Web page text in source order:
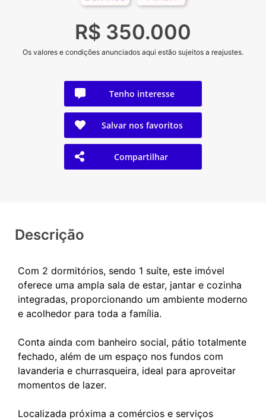
R$ 350.000
Os valores e condições anunciados aqui estão sujeitos a reajustes.
Tenho interesse
Salvar nos favoritos
Compartilhar
Descrição
Com 2 dormitórios, sendo 1 suíte, este imóvel
oferece uma ampla sala de estar, jantar e cozinha
integradas, proporcionando um ambiente moderno
e acolhedor para toda a família.
Conta ainda com banheiro social, pátio totalmente
fechado, além de um espaço nos fundos com
lavanderia e churrasqueira, ideal para aproveitar
momentos de lazer.
Localizada próxima a comércios e serviços